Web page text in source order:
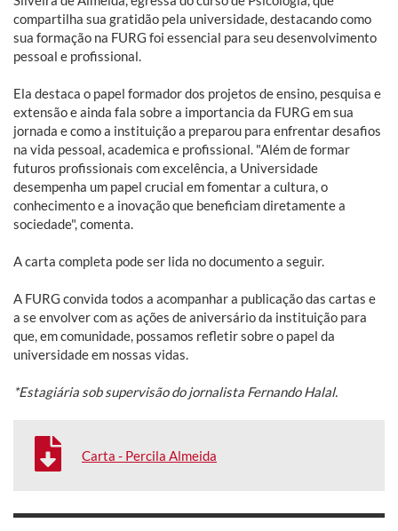
compartilha sua gratidão pela universidade, destacando como
sua formação na FURG foi essencial para seu desenvolvimento
pessoal e profissional.
Ela destaca o papel formador dos projetos de ensino, pesquisa e
extensão e ainda fala sobre a importancia da FURG em sua
jornada e como a instituição a preparou para enfrentar desafios
na vida pessoal, academica e profissional. "Além de formar
futuros profissionais com excelência, a Universidade
desempenha um papel crucial em fomentar a cultura, o
conhecimento e a inovação que beneficiam diretamente a
sociedade", comenta.
A carta completa pode ser lida no documento a seguir.
A FURG convida todos a acompanhar a publicação das cartas e
a se envolver com as ações de aniversário da instituição para
que, em comunidade, possamos refletir sobre o papel da
universidade em nossas vidas.
*Estagiária sob supervisão do jornalista Fernando Halal.
Carta - Percila Almeida